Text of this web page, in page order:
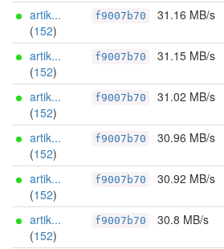
artik...
(152)
f9007b70 31.16 MB/s
artik...
(152)
f9007b70 31.15 MB/s
artik...
(152)
f9007b70 31.02 MB/s
artik...
(152)
f9007b70 30.96 MB/s
artik...
(152)
f9007b70 30.92 MB/s
artik...
(152)
f9007b70 30.8 MB/s